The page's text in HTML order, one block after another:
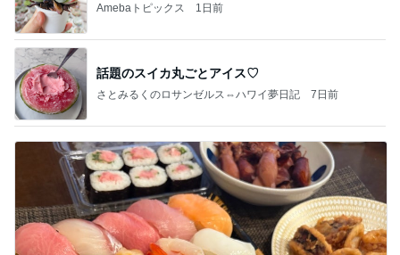
Amebaトピックス 1日前
話題のスイカ丸ごとアイス♡
さとみるくのロサンゼルス⇔ハワイ夢日記 7日前